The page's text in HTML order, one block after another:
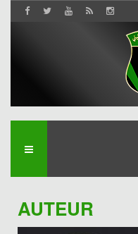
AUTEUR